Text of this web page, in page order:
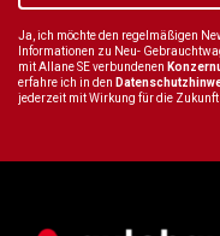
Ja, ich möchte den regelmäßigen
Informationen zu Neu-
mit Allane SE verbundenen
erfahre ich in den
jederzeit mit Wirkung für die Zukunft